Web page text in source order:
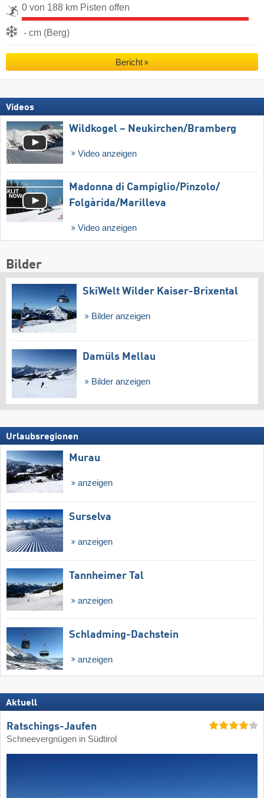
0 von 188 km Pisten offen
- cm (Berg)
Bericht
Videos
Wildkogel – Neukirchen/​Bramberg
Video anzeigen
Madonna di Campiglio/​Pinzolo/​
Folgàrida/​Marilleva
Video anzeigen
Bilder
SkiWelt Wilder Kaiser-Brixental
Bilder anzeigen
Damüls Mellau
Bilder anzeigen
Urlaubsregionen
Murau
anzeigen
Surselva
anzeigen
Tannheimer Tal
anzeigen
Schladming-Dachstein
anzeigen
Aktuell
Ratschings-Jaufen
Schneevergnügen in Südtirol